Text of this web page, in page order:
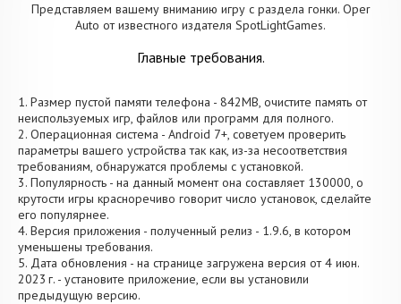
Представляем вашему вниманию игру с раздела гонки. Oper
Auto от известного издателя SpotLightGames.
Главные требования.
1. Размер пустой памяти телефона - 842MB, очистите память от
неиспользуемых игр, файлов или программ для полного.
2. Операционная система - Android 7+, советуем проверить
параметры вашего устройства так как, из-за несоответствия
требованиям, обнаружатся проблемы с установкой.
3. Популярность - на данный момент она составляет 130000, о
крутости игры красноречиво говорит число установок, сделайте
его популярнее.
4. Версия приложения - полученный релиз - 1.9.6, в котором
уменьшены требования.
5. Дата обновления - на странице загружена версия от 4 июн.
2023 г. - установите приложение, если вы установили
предыдущую версию.